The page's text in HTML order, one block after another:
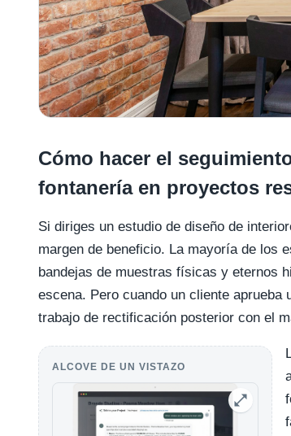
Cómo hacer el
fontanería en proyectos
Si diriges un estudio de diseño de
margen de beneficio. La mayoría de los
bandejas de muestras físicas y eternos
escena. Pero cuando un cliente
trabajo de rectificación posterior con el
ALCOVE DE UN VISTAZO